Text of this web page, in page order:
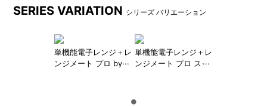
っ手やダイヤルがアクセン
ト。（アイボリーはゴールド
カラー、チャコールはシルバ
SERIES VARIATION シリーズ バリエーション
単機能電子レンジ＋レ
ンジメート プロ by
単機能電子レンジ＋レ
ンジメート プロ スク